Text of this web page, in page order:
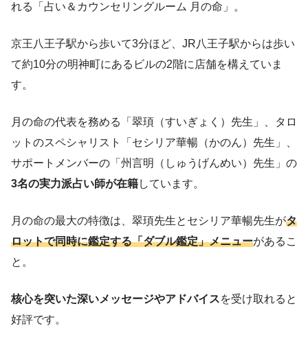
れる「占い＆カウンセリングルーム 月の命」。
京王八王子駅から歩いて3分ほど、JR八王子駅からは歩い
て約10分の明神町にあるビルの2階に店舗を構えていま
す。
月の命の代表を務める「翠頊（すいぎょく）先生」、タロ
ットのスペシャリスト「セシリア華暢（かのん）先生」、
サポートメンバーの「州言明（しゅうげんめい）先生」の
3名の実力派占い師が在籍しています。
月の命の最大の特徴は、翠頊先生とセシリア華暢先生がタ
ロットで同時に鑑定する「ダブル鑑定」メニューがあるこ
と。
核心を突いた深いメッセージやアドバイスを受け取れると
好評です。